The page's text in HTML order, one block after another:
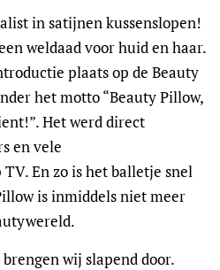
in satijnen kussenslopen!
weldaad voor huid en haar.
plaats op de Beauty
het motto “Beauty Pillow,
Het werd direct
en vele
En zo is het balletje snel
is inmiddels niet meer
wij slapend door.